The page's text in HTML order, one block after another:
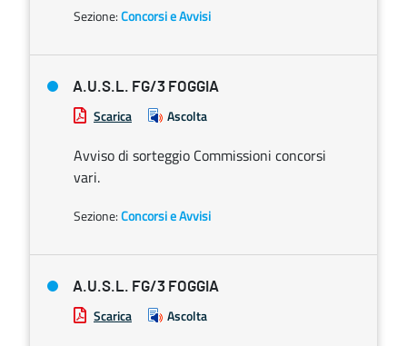
Sezione:Concorsi e Avvisi
A.U.S.L. FG/3 FOGGIA
Scarica Ascolta
Avviso di sorteggio Commissioni concorsi
vari.
Sezione:Concorsi e Avvisi
A.U.S.L. FG/3 FOGGIA
Scarica Ascolta